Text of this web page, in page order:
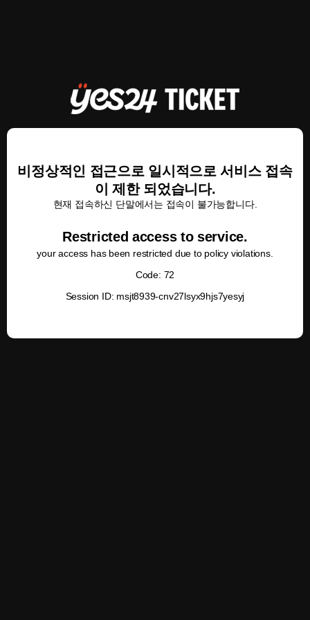
비정상적인 접근으로 일시적으로 서비스 접속
이 제한 되었습니다.
현재 접속하신 단말에서는 접속이 불가능합니다.
Restricted access to service.
your access has been restricted due to policy violations.
Code: 72
Session ID: msjt8939-cnv27lsyx9hjs7yesyj